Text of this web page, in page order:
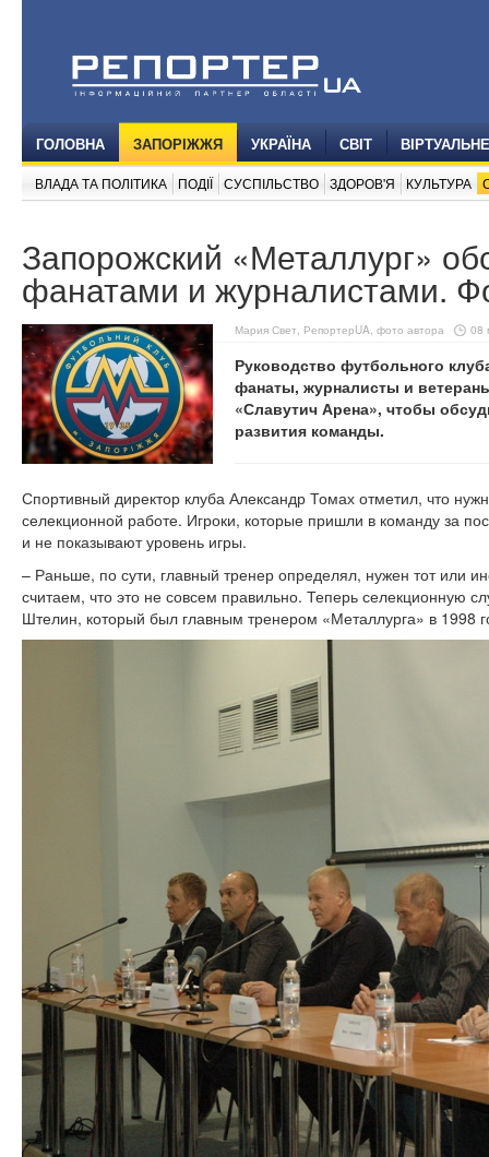
ГОЛОВНА ЗАПОРІЖЖЯ УКРАЇНА СВІТ
ВЛАДА ТА ПОЛІТИКА ПОДІЇ СУСПІЛЬСТВО ЗДОРОВ'Я КУЛЬТУРА
Запорожский «Металлург»
фанатами и журналистами.
Мария Свет, РепортерUA, фото автора 08
Руководство футбольного
фанаты, журналисты и
«Славутич Арена», чтобы
развития команды.
Спортивный директор клуба Александр Томах отметил, что
селекционной работе. Игроки, которые пришли в команду за
и не показывают уровень игры.
– Раньше, по сути, главный тренер определял, нужен тот или
считаем, что это не совсем правильно. Теперь селекционную
Штелин, который был главным тренером «Металлурга» в 1998